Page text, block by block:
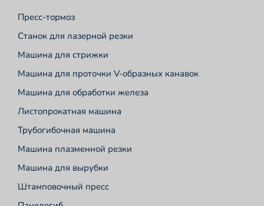
Пресс-тормоз
Станок для лазерной резки
Машина для стрижки
Машина для проточки V-образных канавок
Машина для обработки железа
Листопрокатная машина
Трубогибочная машина
Машина плазменной резки
Машина для вырубки
Штамповочный пресс